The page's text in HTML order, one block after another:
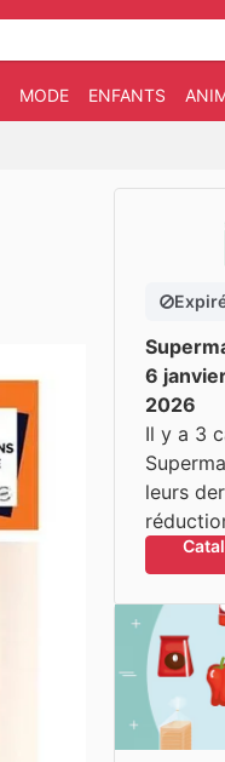
MODE ENFANTS
6
2026
Il y a 3
leurs